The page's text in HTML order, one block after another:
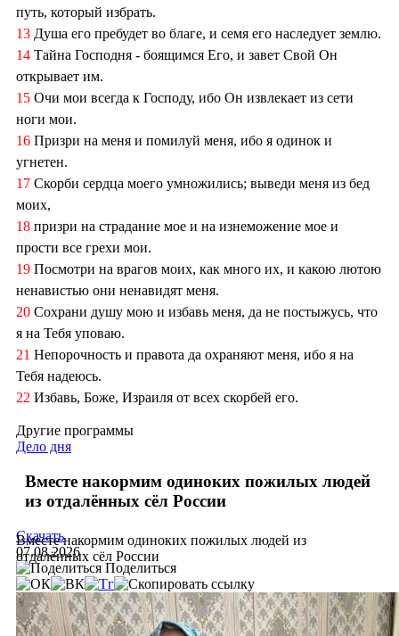
путь, который избрать.
13 Душа его пребудет во благе, и семя его наследует землю.
14 Тайна Господня - боящимся Его, и завет Свой Он
открывает им.
15 Очи мои всегда к Господу, ибо Он извлекает из сети
ноги мои.
16 Призри на меня и помилуй меня, ибо я одинок и
угнетен.
17 Скорби сердца моего умножились; выведи меня из бед
моих,
18 призри на страдание мое и на изнеможение мое и
прости все грехи мои.
19 Посмотри на врагов моих, как много их, и какою лютою
ненавистью они ненавидят меня.
20 Сохрани душу мою и избавь меня, да не постыжусь, что
я на Тебя уповаю.
21 Непорочность и правота да охраняют меня, ибо я на
Тебя надеюсь.
22 Избавь, Боже, Израиля от всех скорбей его.
Другие программы
Дело дня
Вместе накормим одиноких пожилых людей
из отдалённых сёл России
Вместе накормим одиноких пожилых людей из
отдалённых сёл России
Скачать
07.08.2026
Поделиться